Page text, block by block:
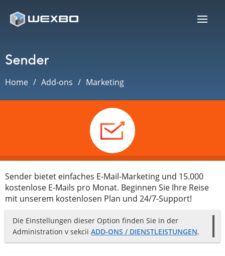
Sender
Home Add-ons Marketing
Sender bietet einfaches E-Mail-Marketing und 15.000
kostenlose E-Mails pro Monat. Beginnen Sie Ihre Reise
mit unserem kostenlosen Plan und 24/7-Support!
Die Einstellungen dieser Option finden Sie in der
Administration v sekcii ADD-ONS / DIENSTLEISTUNGEN.